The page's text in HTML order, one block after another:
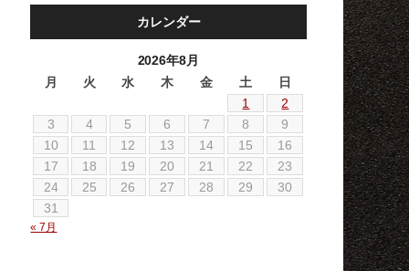
カレンダー
2026年8月
月
火 水 木 金 土
日
1
2
3
4 5 6 7 8
9
10
11 12 13 14 15
16
17
18 19 20 21 22
23
24
25 26 27 28 29
30
31
« 7月